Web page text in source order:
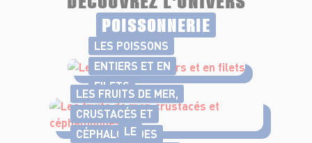
POISSONNERIE
LES POISSONS
ENTIERS ET EN
FILETS
LES FRUITS DE MER,
CRUSTACÉS ET
CÉPHALOPODES
LE